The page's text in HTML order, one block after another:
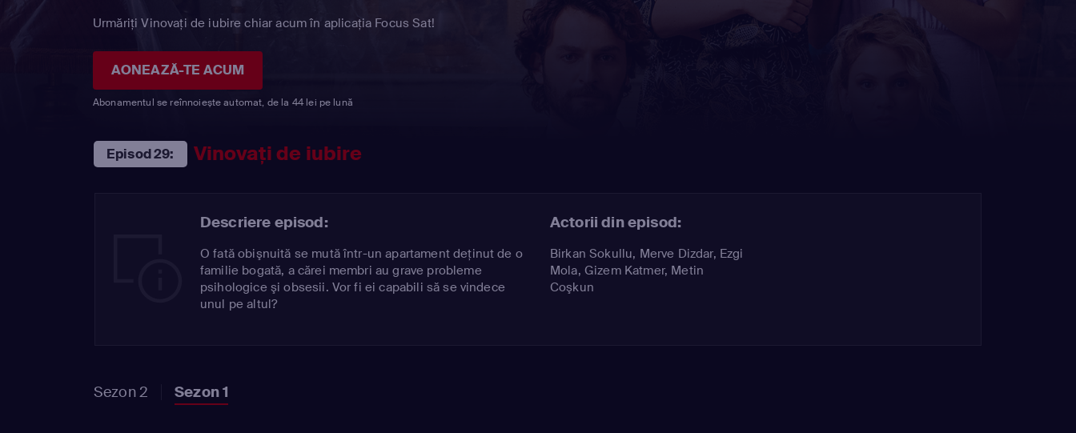
Urmăriți Vinovaţi de iubire chiar acum în aplicația Focus Sat!
AONEAZĂ-TE ACUM
Abonamentul se reînnoiește automat, de la 44 lei pe lună
Episod 29: Vinovaţi de iubire
Descriere episod:
O fată obişnuită se mută într-un apartament deţinut de o
familie bogată, a cărei membri au grave probleme
psihologice şi obsesii. Vor fi ei capabili să se vindece
unul pe altul?
Actorii din episod:
Birkan Sokullu, Merve Dizdar, Ezgi
Mola, Gizem Katmer, Metin
Coşkun
Sezon 2 Sezon 1